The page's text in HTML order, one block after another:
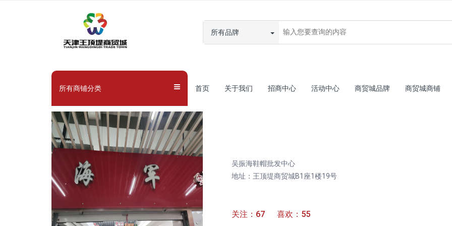
所有品牌
所有商铺分类 首页 关于我们 招商中心 活动中心 商贸城品牌 商贸城商铺
吴振海鞋帽批发中心
地址：王顶堤商贸城B1座1楼19号
关注：67 喜欢：55